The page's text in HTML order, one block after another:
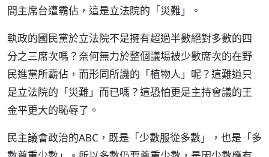
間主席台遭霸佔，這是立法院的「災難」。
執政的國民黨於立法院不是擁有超過半數絕對多數的四
分之三席次嗎？奈何無力於整個議場被少數席次的在野
民進黨所霸佔，而形同所譏的「植物人」呢？這難道只
是立法院的「災難」而已嗎？這恐怕更是主持會議的王
金平更大的恥辱了。
民主議會政治的ABC，既是「少數服從多數」，也是「多